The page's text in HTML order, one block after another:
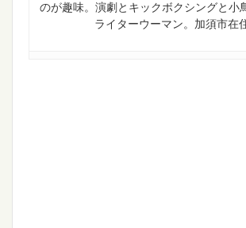
のが趣味。演劇とキックボクシングと小
ライターウーマン。加須市在住